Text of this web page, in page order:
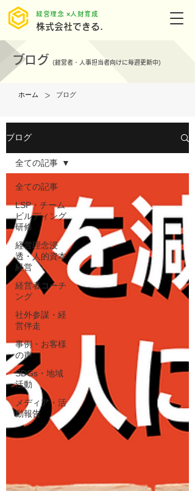
株式会社できる.
​経営理念 ×人財育成
ブログ (経営者・人事担当者向けに毎週更新中)
ホーム > ブログ
ブログ
全ての記事
LSP・チーム
ビルディング
研修
経営理念浸
透・人的資本
経営
経営者コーチ
ング
社外参謀・経
営伴走
事例・お客様
の声
SDGs・地域
活動
メディア・活
動報告
全ての記事